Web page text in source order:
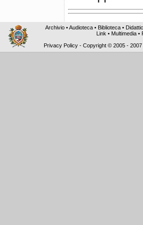
Archivio •Audioteca • Biblioteca •
Link • Multimedia •
Privacy Policy -Copyright © 2005 -